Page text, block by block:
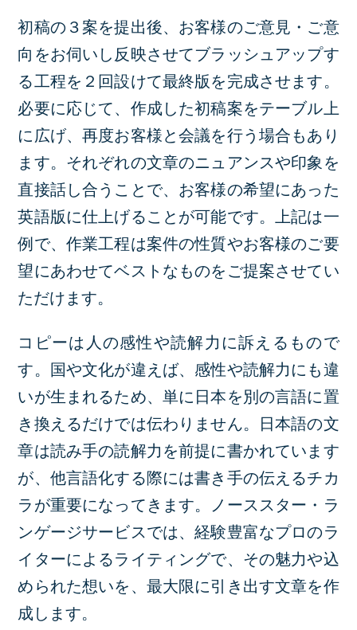
初稿の３案を提出後、お客様のご意見・ご意
向をお伺いし反映させてブラッシュアップす
る工程を２回設けて最終版を完成させます。
必要に応じて、作成した初稿案をテーブル上
に広げ、再度お客様と会議を行う場合もあり
ます。それぞれの文章のニュアンスや印象を
直接話し合うことで、お客様の希望にあった
英語版に仕上げることが可能です。上記は一
例で、作業工程は案件の性質やお客様のご要
望にあわせてベストなものをご提案させてい
ただけます。
コピーは人の感性や読解力に訴えるもので
す。国や文化が違えば、感性や読解力にも違
いが生まれるため、単に日本を別の言語に置
き換えるだけでは伝わりません。日本語の文
章は読み手の読解力を前提に書かれています
が、他言語化する際には書き手の伝えるチカ
ラが重要になってきます。ノーススター・ラ
ンゲージサービスでは、経験豊富なプロのラ
イターによるライティングで、その魅力や込
められた想いを、最大限に引き出す文章を作
成します。